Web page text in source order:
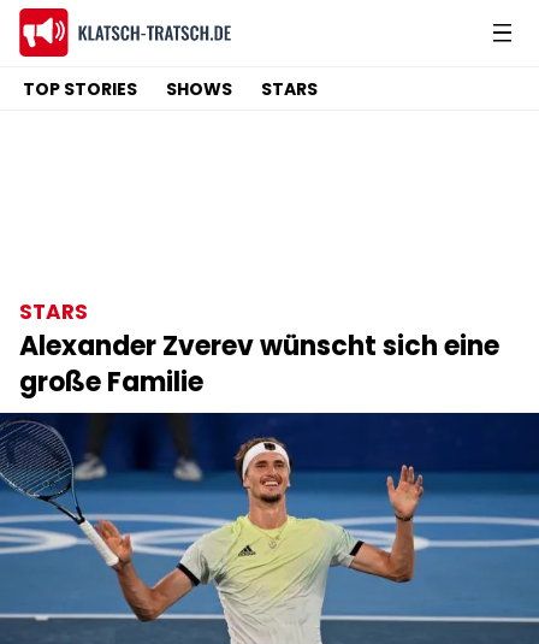
TOP STORIES SHOWS STARS
STARS
Alexander Zverev wünscht sich eine
große Familie